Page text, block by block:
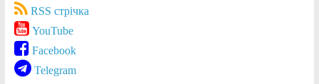
RSS стрічка
YouTube
Facebook
Telegram